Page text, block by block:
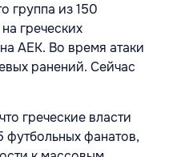
группа из 150
греческих
АЕК. Во время атаки
ранений. Сейчас
греческие власти
футбольных фанатов,